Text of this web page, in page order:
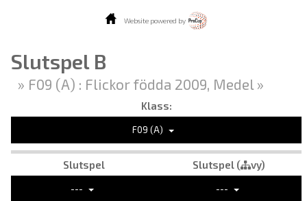
Website powered by
Slutspel B
» F09 (A) : Flickor födda 2009, Medel »
Klass:
F09 (A)
Slutspel Slutspel ( vy)
--- ---